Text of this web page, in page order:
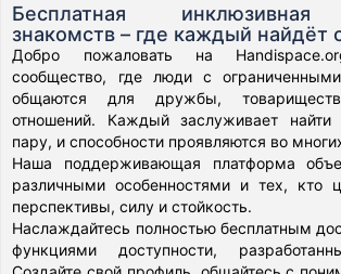
Бесплатная инклюзивная
знакомств – где каждый найдёт
Добро пожаловать на
сообщество, где люди с
общаются для дружбы,
отношений. Каждый заслуживает
пару, и способности проявляются во
Наша поддерживающая платформа
различными особенностями и тех, кто
перспективы, силу и стойкость.
Наслаждайтесь полностью бесплатным
функциями доступности,